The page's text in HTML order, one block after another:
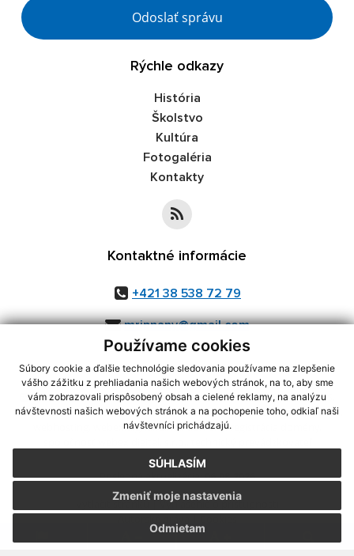
Používame cookies
Súbory cookie a ďalšie technológie sledovania používame na zlepšenie
vášho zážitku z prehliadania našich webových stránok, na to, aby sme
vám zobrazovali prispôsobený obsah a cielené reklamy, na analýzu
návštevnosti našich webových stránok a na pochopenie toho, odkiaľ naši
návštevníci prichádzajú.
SÚHLASÍM
Odmietam
Zmeniť moje nastavenia
Google reCaptcha Response
Odoslať správu
Rýchle odkazy
História
Školstvo
Kultúra
Fotogaléria
Kontakty
Kontaktné informácie
+421 38 538 72 79
mripnany@gmail.com
využite možnosť získavania aktuálnych informácií s využitím RSS
CMS systém (redakčný) systém ECHELON 2,Mapa stránok,web portál
webex.digital, s.r.o.,domény,registrácia domény
Posledná aktualizácia:06.08.2026
Vytlačiť stránku|Vyhlásenie o prístupnosti